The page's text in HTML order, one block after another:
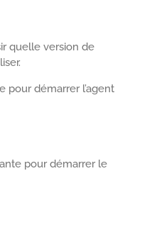
quelle version de
pour démarrer l’agent
pour démarrer le